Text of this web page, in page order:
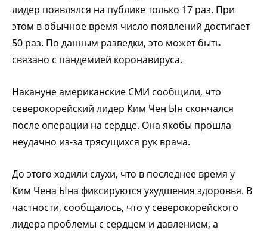
лидер появлялся на публике только 17 раз. При
этом в обычное время число появлений достигает
50 раз. По данным разведки, это может быть
связано с пандемией коронавируса.
Накануне американские СМИ сообщили, что
северокорейский лидер Ким Чен Ын скончался
после операции на сердце. Она якобы прошла
неудачно из-за трясущихся рук врача.
До этого ходили слухи, что в последнее время у
Ким Чена Ына фиксируются ухудшения здоровья. В
частности, сообщалось, что у северокорейского
лидера проблемы с сердцем и давлением, а